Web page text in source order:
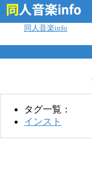
同人音楽info
タグ一覧：
インスト